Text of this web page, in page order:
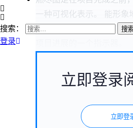
搜索：
登录
一种可视化表示。 能形象
剩余工作量和剩余工作时
立即登录
立即登